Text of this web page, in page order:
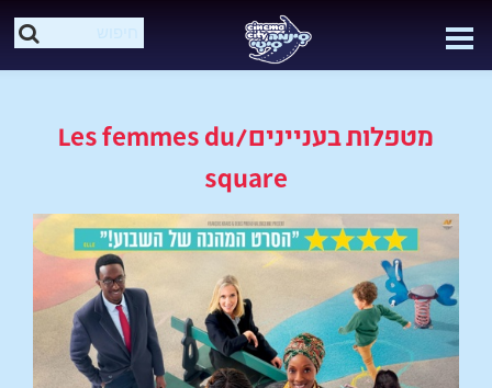
מטפלות בעניינים/Les femmes du
square